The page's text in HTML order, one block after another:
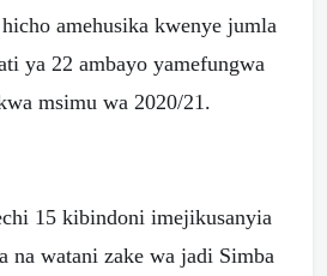
amehusika kwenye jumla
ya 22 ambayo yamefungwa
msimu wa 2020/21.
15 kibindoni imejikusanyia
na watani zake wa jadi Simba